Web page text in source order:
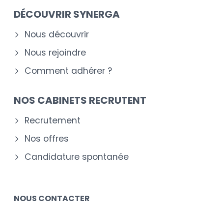
DÉCOUVRIR SYNERGA
Nous découvrir
Nous rejoindre
Comment adhérer ?
NOS CABINETS RECRUTENT
Recrutement
Nos offres
Candidature spontanée
NOUS CONTACTER